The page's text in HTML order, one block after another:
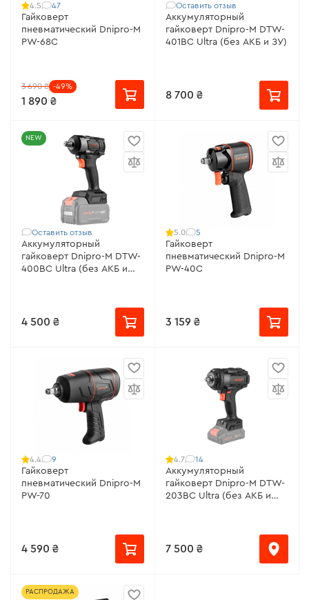
4.5 47
Гайковерт
пневматический Dnipro-M
PW-68C
3 690 ₴ -49%
1 890 ₴
Оставить отзыв
Аккумуляторный
гайковерт Dnipro-M DTW-
401BC Ultra (без АКБ и ЗУ)
8 700 ₴
NEW
Оставить отзыв
Аккумуляторный
гайковерт Dnipro-M DTW-
400BC Ultra (без АКБ и
4 500 ₴
5.0 5
Гайковерт
пневматический Dnipro-M
PW-40C
3 159 ₴
4.4 9
Гайковерт
пневматический Dnipro-M
PW-70
4 590 ₴
4.7 14
Аккумуляторный
гайковерт Dnipro-M DTW-
203BC Ultra (без АКБ и
7 500 ₴
РАСПРОДАЖА